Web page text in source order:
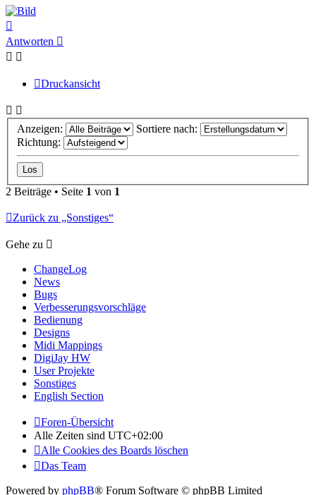
oben
Antworten
Druckansicht
Anzeigen:
Sortiere nach:
Richtung:
2 Beiträge • Seite 1 von 1
Zurück zu „Sonstiges“
Gehe zu
ChangeLog
News
Bugs
Verbesserungsvorschläge
Bedienung
Designs
Midi Mappings
DigiJay HW
User Projekte
Sonstiges
English Section
Foren-Übersicht
Alle Zeiten sind UTC+02:00
Alle Cookies des Boards löschen
Das Team
Powered by phpBB® Forum Software © phpBB Limited